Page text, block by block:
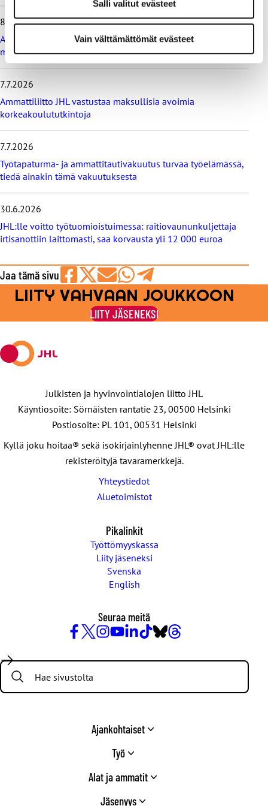
Salli valitut evästeet
Vain välttämättömät evästeet
ä
t
u
t
i
e
t
8.7.2026
Ammattiliitto JHL vastustaa valtiokonttoria koskevan lain
muutosta
7.7.2026
Ammattiliitto JHL vastustaa maksullisia avoimia
korkeakoulututkintoja
7.7.2026
Työtapaturma- ja ammattitautivakuutus turvaa työelämässä,
tiedä ainakin tämä vakuutuksesta
30.6.2026
JHL:lle voitto työtuomioistuimessa: raitiovaununkuljettaja
irtisanottiin laittomasti, saa korvausta yli 12 000 euroa
Jaa tämä sivu
Jaa
Facebookissa
Jaa
viestipalvelu
X:ssä
Jaa
sähköpostilla
Jaa
WhatsAppilla
Jaa
Telegramilla
LIITY VAHVAAN JOUKKOON
LIITY JÄSENEKSI
Julkisten ja hyvinvointialojen liitto JHL
Käyntiosoite: Sörnäisten rantatie 23, 00500 Helsinki
Postiosoite: PL 101, 00531 Helsinki
Kyllä joku hoitaa® sekä isokirjainlyhenne JHL® ovat JHL:lle
rekisteröityjä tavaramerkkejä.
Yhteystiedot
Aluetoimistot
Pikalinkit
Työttömyyskassa
Liity jäseneksi
Svenska
English
Seuraa meitä
/
Twitter
Search:
Ajankohtaiset
Työ
Alat ja ammatit
Jäsenyys